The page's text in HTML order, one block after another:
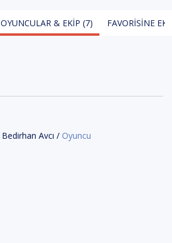
OYUNCULAR & EKIP (7) FAVORISINE
Bedirhan Avcı / Oyuncu